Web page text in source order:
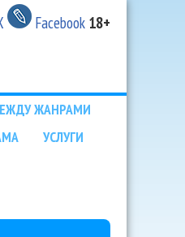
Facebook 18+
ЖАНРАМИ
УСЛУГИ